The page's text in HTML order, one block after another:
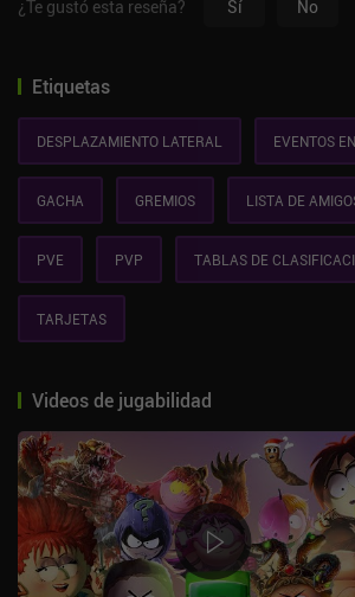
¿Te gustó esta reseña? Sí No
Etiquetas
DESPLAZAMIENTO LATERAL EVENTOS
GACHA GREMIOS LISTA DE
PVE PVP TABLAS DE
TARJETAS
Videos de jugabilidad